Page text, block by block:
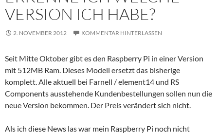
VERSION ICH HABE?
2. NOVEMBER 2012 KOMMENTAR HINTERLASSEN
Seit Mitte Oktober gibt es den Raspberry Pi in einer Version
mit 512MB Ram. Dieses Modell ersetzt das bisherige
komplett. Alle aktuell bei Farnell / element14 und RS
Components ausstehende Kundenbestellungen sollen nun die
neue Version bekommen. Der Preis verändert sich nicht.
Als ich diese News las war mein Raspberry Pi noch nicht